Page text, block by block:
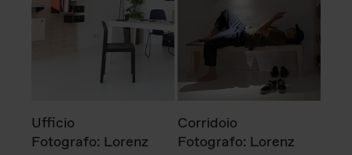
Ufficio
Fotografo: Lorenz
Corridoio
Fotografo: Lorenz